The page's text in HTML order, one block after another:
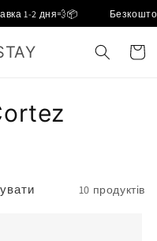
1-2 дня💨📦
кошик
10 продуктів